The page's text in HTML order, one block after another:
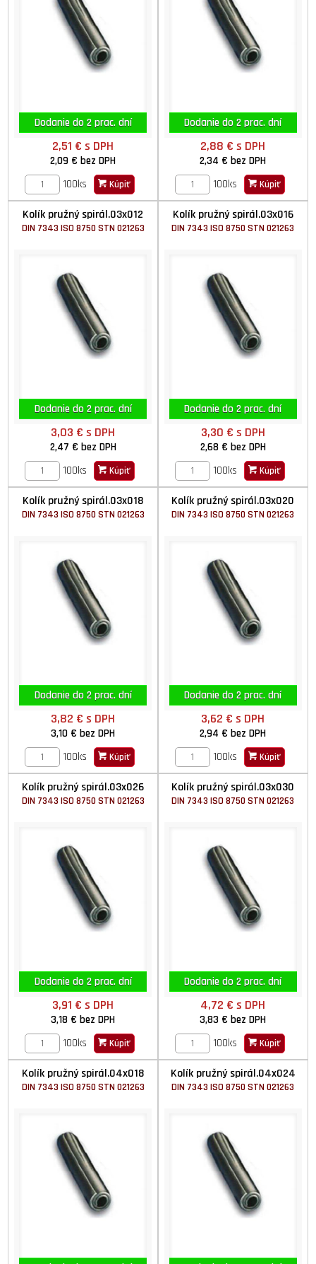
Dodanie do 2 prac. dní
2,51 €s DPH
2,09 €bez DPH
100ks
Kúpiť
Dodanie do 2 prac. dní
2,88 €s DPH
2,34 €bez DPH
100ks
Kúpiť
Kolík pružný spirál.03x012
DIN 7343 ISO 8750 STN 021263
Dodanie do 2 prac. dní
3,03 €s DPH
2,47 € bez DPH
100ks
Kúpiť
Kolík pružný spirál.03x016
DIN 7343 ISO 8750 STN 021263
Dodanie do 2 prac. dní
3,30 € s DPH
2,68 € bez DPH
100ks
Kúpiť
Kolík pružný spirál.03x018
DIN 7343 ISO 8750 STN 021263
Dodanie do 2 prac. dní
3,82 €s DPH
3,10 €bez DPH
100ks
Kúpiť
Kolík pružný spirál.03x020
DIN 7343 ISO 8750 STN 021263
Dodanie do 2 prac. dní
3,62 €s DPH
2,94 €bez DPH
100ks
Kúpiť
Kolík pružný spirál.03x026
DIN 7343 ISO 8750 STN 021263
Dodanie do 2 prac. dní
3,91 €s DPH
3,18 €bez DPH
100ks
Kúpiť
Kolík pružný spirál.03x030
DIN 7343 ISO 8750 STN 021263
Dodanie do 2 prac. dní
4,72 €s DPH
3,83 €bez DPH
100ks
Kúpiť
Kolík pružný spirál.04x018
DIN 7343 ISO 8750 STN 021263
Kolík pružný spirál.04x024
DIN 7343 ISO 8750 STN 021263